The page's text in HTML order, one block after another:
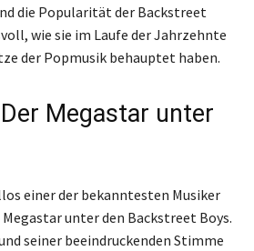
die Popularität der Backstreet
wie sie im Laufe der Jahrzehnte
der Popmusik behauptet haben.
Megastar unter
einer der bekanntesten Musiker
unter den Backstreet Boys.
seiner beeindruckenden Stimme